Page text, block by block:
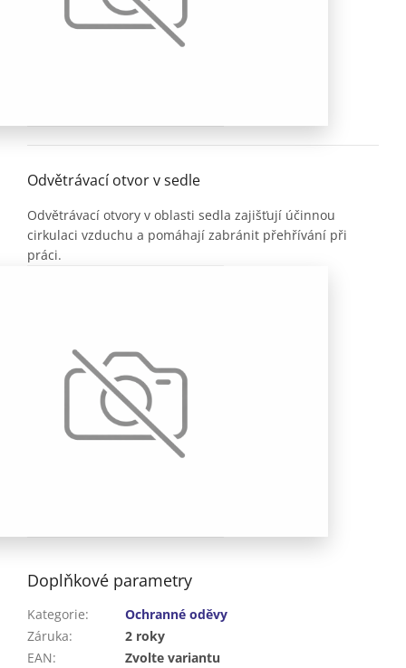
Odvětrávací otvor v sedle
Odvětrávací otvory v oblasti sedla zajišťují účinnou
cirkulaci vzduchu a pomáhají zabránit přehřívání při
práci.
Doplňkové parametry
Kategorie:
Ochranné oděvy
Záruka:
2 roky
EAN:
Zvolte variantu